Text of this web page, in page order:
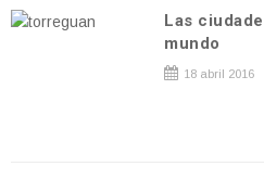
Las
mundo
18 abril 2016